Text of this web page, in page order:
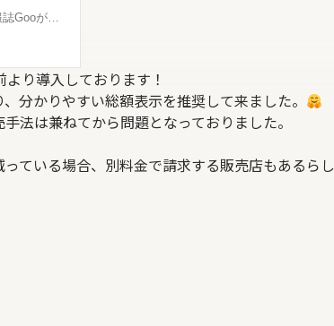
り導入しております！
分かりやすい総額表示を推奨して来ました。
法は兼ねてから問題となっておりました。
ている場合、別料金で請求する販売店もあるらし